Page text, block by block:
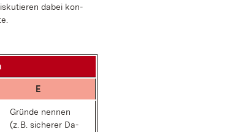
da­bei kon­
E
Grün­de nen­nen
(z. B. si­che­rer Da­